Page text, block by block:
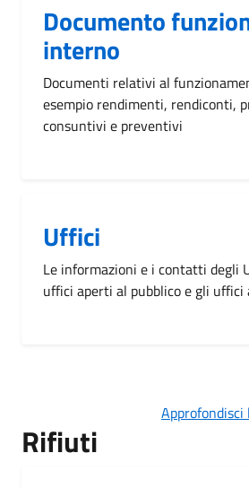
Documento
interno
Documenti relativi al
esempio rendimenti, rendiconti,
consuntivi e preventivi
Uffici
Le informazioni e i contatti degli
uffici aperti al pubblico e gli uffici
Rifiuti